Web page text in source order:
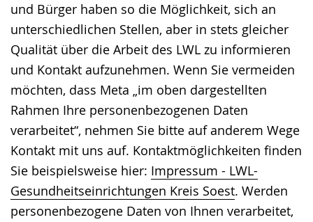
und Bürger haben so die Möglichkeit, sich an
unterschiedlichen Stellen, aber in stets gleicher
Qualität über die Arbeit des LWL zu informieren
und Kontakt aufzunehmen. Wenn Sie vermeiden
möchten, dass Meta „im oben dargestellten
Rahmen Ihre personenbezogenen Daten
verarbeitet“, nehmen Sie bitte auf anderem Wege
Kontakt mit uns auf. Kontaktmöglichkeiten finden
Sie beispielsweise hier: Impressum - LWL-
Gesundheitseinrichtungen Kreis Soest. Werden
personenbezogene Daten von Ihnen verarbeitet,